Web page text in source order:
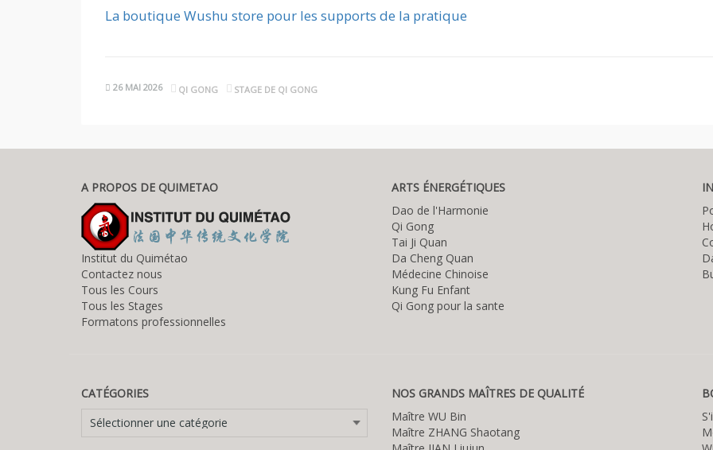
La boutique Wushu store pour les supports de la pratique
26 MAI 2026 QI GONG STAGE DE QI GONG
A PROPOS DE QUIMETAO
Institut du Quimétao
Contactez nous
Tous les Cours
Tous les Stages
Formatons professionnelles
ARTS ÉNERGÉTIQUES
Dao de l'Harmonie
Qi Gong
Tai Ji Quan
Da Cheng Quan
Médecine Chinoise
Kung Fu Enfant
Qi Gong pour la sante
CATÉGORIES
Catégories
NOS GRANDS MAÎTRES DE QUALITÉ
Maître WU Bin
Maître ZHANG Shaotang